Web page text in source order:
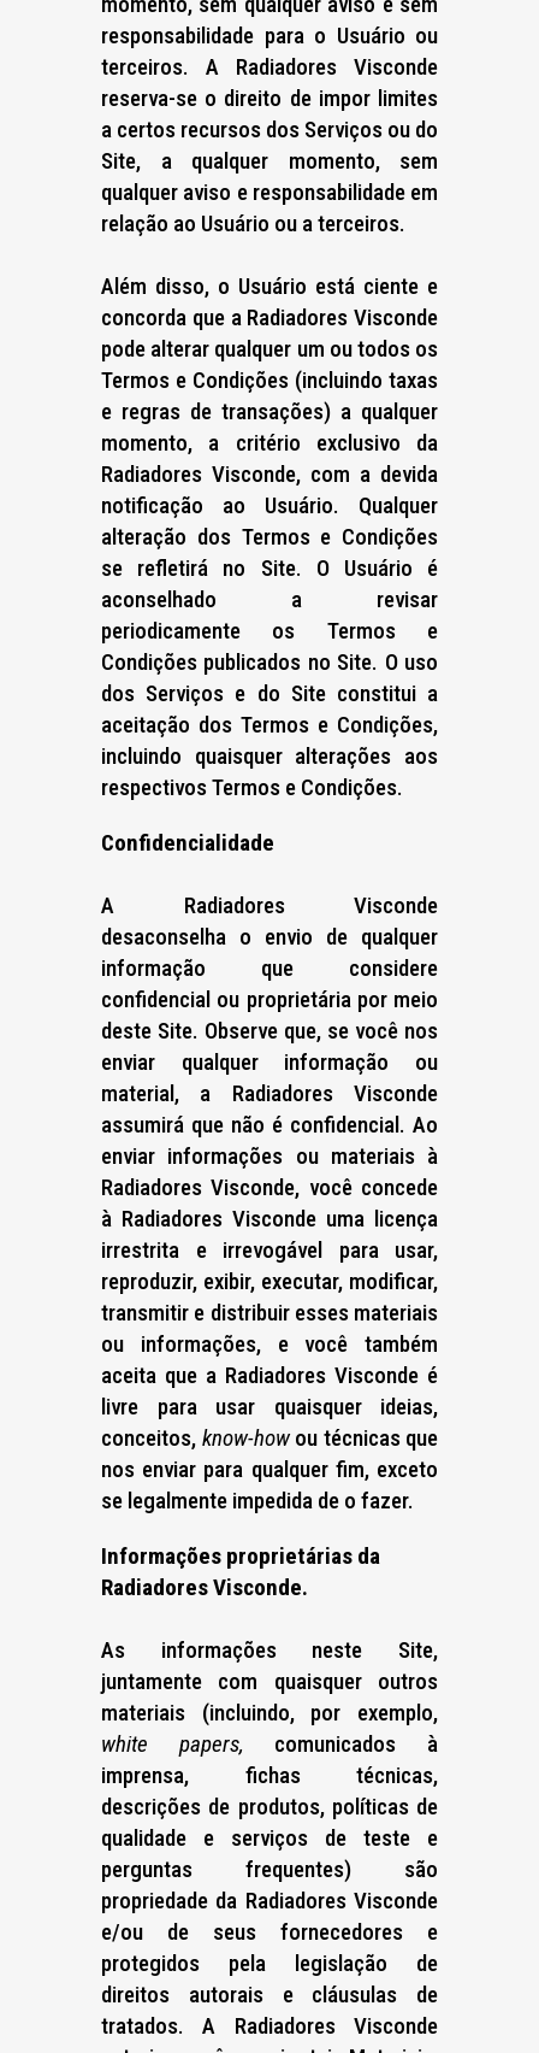
responsabilidade para o Usuário ou
terceiros. A Radiadores Visconde
reserva-se o direito de impor limites
a certos recursos dos Serviços ou do
Site, a qualquer momento, sem
qualquer aviso e responsabilidade em
relação ao Usuário ou a terceiros.
Além disso, o Usuário está ciente e
concorda que a Radiadores Visconde
pode alterar qualquer um ou todos os
Termos e Condições (incluindo taxas
e regras de transações) a qualquer
momento, a critério exclusivo da
Radiadores Visconde, com a devida
notificação ao Usuário. Qualquer
alteração dos Termos e Condições
se refletirá no Site. O Usuário é
aconselhado a revisar
periodicamente os Termos e
Condições publicados no Site. O uso
dos Serviços e do Site constitui a
aceitação dos Termos e Condições,
incluindo quaisquer alterações aos
respectivos Termos e Condições.
Confidencialidade
A Radiadores Visconde
desaconselha o envio de qualquer
informação que considere
confidencial ou proprietária por meio
deste Site. Observe que, se você nos
enviar qualquer informação ou
material, a Radiadores Visconde
assumirá que não é confidencial. Ao
enviar informações ou materiais à
Radiadores Visconde, você concede
à Radiadores Visconde uma licença
irrestrita e irrevogável para usar,
reproduzir, exibir, executar, modificar,
transmitir e distribuir esses materiais
ou informações, e você também
aceita que a Radiadores Visconde é
livre para usar quaisquer ideias,
conceitos, know-howou técnicas que
nos enviar para qualquer fim, exceto
se legalmente impedida de o fazer.
Informações proprietárias da
Radiadores Visconde.
As informações neste Site,
juntamente com quaisquer outros
materiais (incluindo, por exemplo,
white papers, comunicados à
imprensa, fichas técnicas,
descrições de produtos, políticas de
qualidade e serviços de teste e
perguntas frequentes) são
propriedade da Radiadores Visconde
e/ou de seus fornecedores e
protegidos pela legislação de
direitos autorais e cláusulas de
tratados. A Radiadores Visconde